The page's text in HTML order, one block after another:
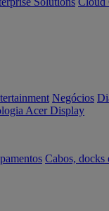
Negócios
Acer Display
Cabos, docks